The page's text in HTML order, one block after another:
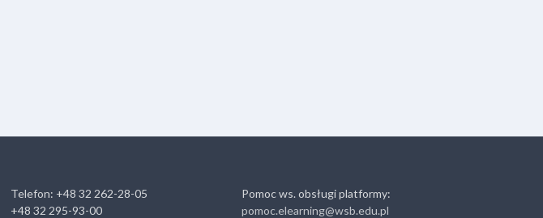
Telefon: +48 32 262-28-05
+48 32 295-93-00
Pomoc ws. obsługi platformy:
pomoc.elearning@wsb.edu.pl